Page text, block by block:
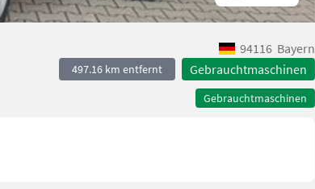
94116 Bayern
497.16 km entfernt Gebrauchtmaschinen
Gebrauchtmaschinen